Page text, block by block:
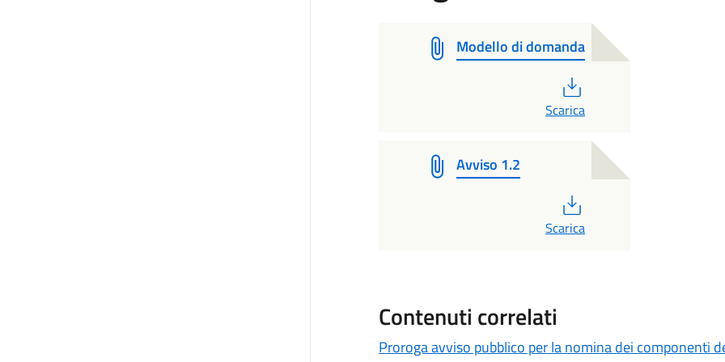
Modello di domanda
Scarica
Avviso 1.2
Scarica
Contenuti correlati
Proroga avviso pubblico per la nomina dei componenti